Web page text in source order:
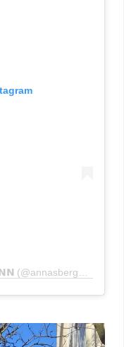
A post shared by 𝗔𝗡𝗡𝗔 𝗕𝗘𝗥𝗚𝗠𝗔𝗡𝗡 (@annasbergmann)